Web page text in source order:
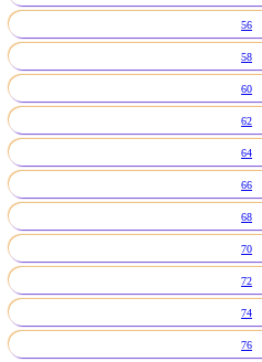
56
58
60
62
64
66
68
70
72
74
76